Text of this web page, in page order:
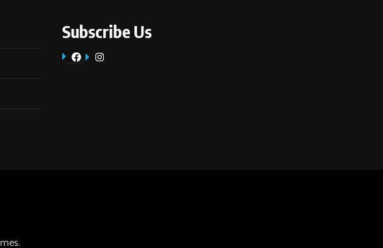
Subscribe Us
FacebookInstagram
.